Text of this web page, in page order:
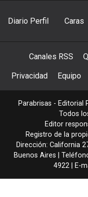
Diario Perfil Caras
Canales RSS
Privacidad Equipo
Parabrisas - Editorial
Todos
Editor
Registro de la
Dirección: California
Buenos Aires |
4922 | E-